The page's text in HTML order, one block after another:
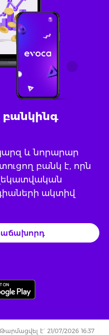
բանկինգ
և նորարար
բանկ է, որն
ակտիվ
Թարմացվել է` 21/07/2026 16:37